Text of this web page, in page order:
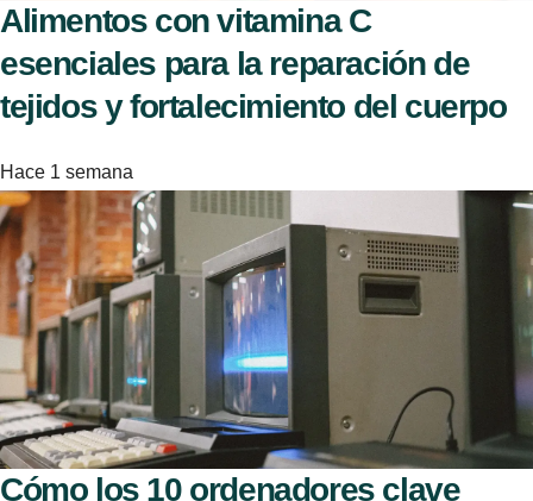
Alimentos con vitamina C
esenciales para la reparación de
tejidos y fortalecimiento del cuerpo
Hace 1 semana
Cómo los 10 ordenadores clave